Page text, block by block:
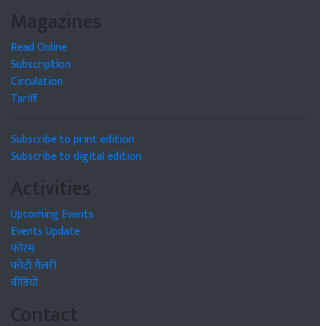
Magazines
Read Online
Subscription
Circulation
Tariff
Subscribe to print edition
Subscribe to digital edition
Activities
Upcoming Events
Events Update
फोरम
फोटो गैलरी
वीडियो
Contact